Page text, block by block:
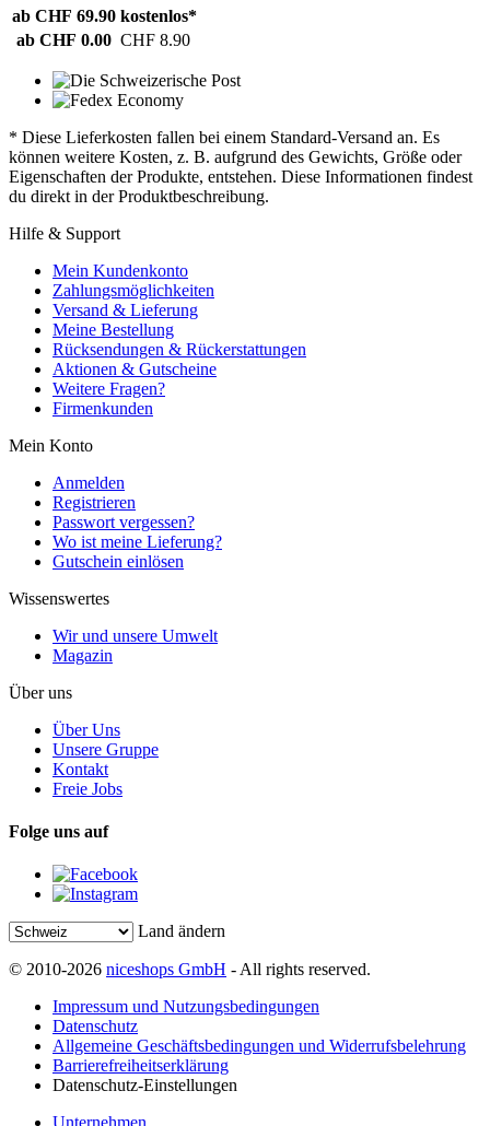
ab CHF 69.90 kostenlos*
ab CHF 0.00 CHF 8.90
* Diese Lieferkosten fallen bei einem Standard-Versand an. Es
können weitere Kosten, z. B. aufgrund des Gewichts, Größe oder
Eigenschaften der Produkte, entstehen. Diese Informationen findest
du direkt in der Produktbeschreibung.
Hilfe & Support
Mein Kundenkonto
Zahlungsmöglichkeiten
Versand & Lieferung
Meine Bestellung
Rücksendungen & Rückerstattungen
Aktionen & Gutscheine
Weitere Fragen?
Firmenkunden
Mein Konto
Anmelden
Registrieren
Passwort vergessen?
Wo ist meine Lieferung?
Gutschein einlösen
Wissenswertes
Wir und unsere Umwelt
Magazin
Über uns
Über Uns
Unsere Gruppe
Kontakt
Freie Jobs
Folge uns auf
Land ändern
© 2010-2026 niceshops GmbH - All rights reserved.
Impressum und Nutzungsbedingungen
Datenschutz
Allgemeine Geschäftsbedingungen und Widerrufsbelehrung
Barrierefreiheitserklärung
Datenschutz-Einstellungen
Unternehmen